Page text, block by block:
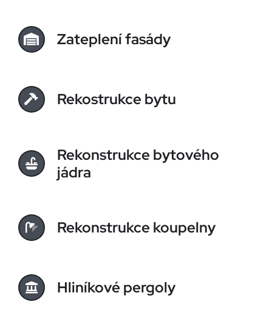
Zateplení fasády
Rekostrukce bytu
Rekonstrukce bytového
jádra
Rekonstrukce koupelny
Hliníkové pergoly